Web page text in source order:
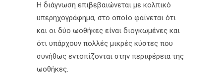
Η διάγνωση επιβεβαιώνεται με κολπικό
υπερηχογράφημα, στο οποίο φαίνεται ότι
και οι δύο ωοθήκες είναι διογκωμένες και
ότι υπάρχουν πολλές μικρές κύστες που
συνήθως εντοπίζονται στην περιφέρεια της
ωοθήκες.